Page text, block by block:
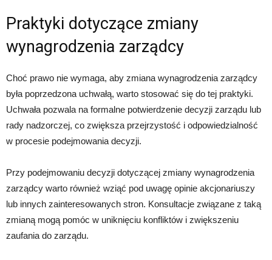
Praktyki dotyczące zmiany
wynagrodzenia zarządcy
Choć prawo nie wymaga, aby zmiana wynagrodzenia zarządcy
była poprzedzona uchwałą, warto stosować się do tej praktyki.
Uchwała pozwala na formalne potwierdzenie decyzji zarządu lub
rady nadzorczej, co zwiększa przejrzystość i odpowiedzialność
w procesie podejmowania decyzji.
Przy podejmowaniu decyzji dotyczącej zmiany wynagrodzenia
zarządcy warto również wziąć pod uwagę opinie akcjonariuszy
lub innych zainteresowanych stron. Konsultacje związane z taką
zmianą mogą pomóc w uniknięciu konfliktów i zwiększeniu
zaufania do zarządu.